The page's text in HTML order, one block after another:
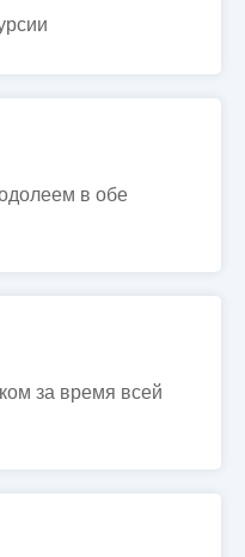
в обе
за время всей